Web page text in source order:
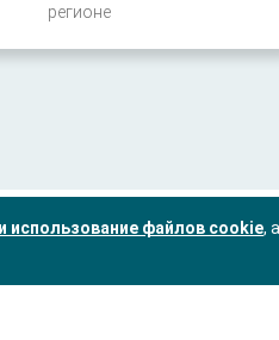
регионе
использование файлов cookie,